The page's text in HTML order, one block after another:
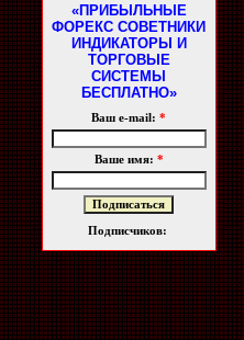
«ПРИБЫЛЬНЫЕ
ФОРЕКС СОВЕТНИКИ
ИНДИКАТОРЫ И
ТОРГОВЫЕ
СИСТЕМЫ
БЕСПЛАТНО»
Ваш e-mail: *
Ваше имя: *
Подписчиков: